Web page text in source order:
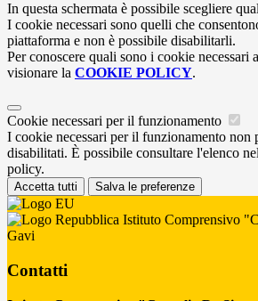
In questa schermata è possibile scegliere
I cookie necessari sono quelli che
piattaforma e non è possibile disabilitarli.
Per conoscere quali sono i cookie necessari
visionare la COOKIE POLICY.
Cookie necessari per il funzionamento
I cookie necessari per il funzionamento non
disabilitati. È possibile consultare l'elenco
policy.
Accetta tutti Salva le preferenze
Istituto Comprensivo
Gavi
Contatti